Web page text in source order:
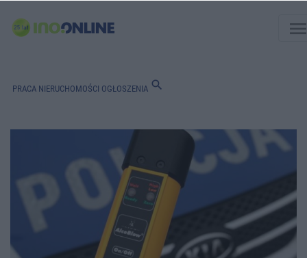
PRACA NIERUCHOMOŚCI OGŁOSZENIA search